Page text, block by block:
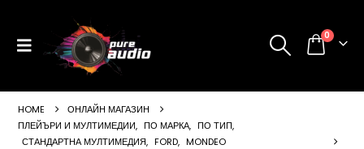
0
HOME
ОНЛАЙН МАГАЗИН
ПЛЕЙЪРИ И МУЛТИМЕДИИ, ПО МАРКА, ПО ТИП,
СТАНДАРТНА МУЛТИМЕДИЯ, FORD, MONDEO